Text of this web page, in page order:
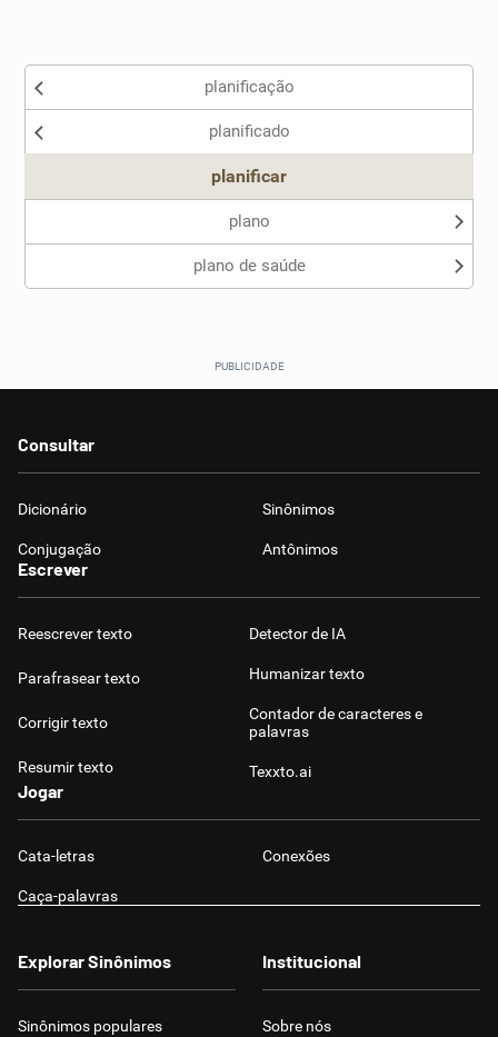
Nenhum dos sinônimos apresentados me ajudou
planificação
planificado
planificar
plano
plano de saúde
Consultar
Dicionário Sinônimos
Conjugação Antônimos
Escrever
Reescrever texto
Parafrasear texto
Corrigir texto
Resumir texto
Detector de IA
Humanizar texto
Contador de caracteres e
palavras
Texxto.ai
Jogar
Cata-letras Conexões
Caça-palavras
Explorar Sinônimos
Sinônimos populares
Institucional
Sobre nós